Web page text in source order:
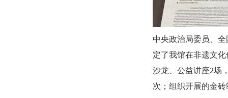
中央政治局委员、
定了我馆在非遗文
沙龙、公益讲座2场
次；组织开展的金